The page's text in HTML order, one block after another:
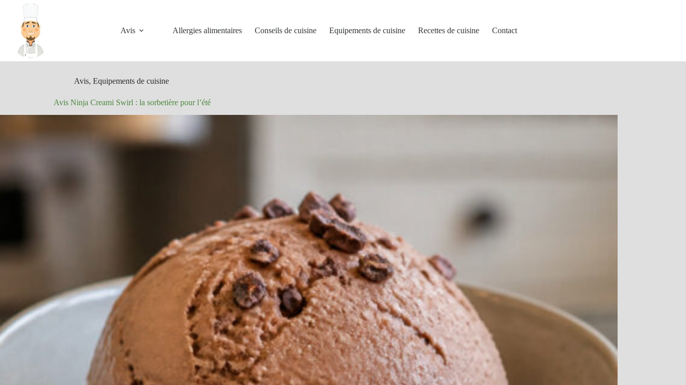
contenu
Avis
Allergies alimentaires Conseils de cuisine Equipements de cuisine Recettes de cuisine Contact
Avis, Equipements de cuisine
Avis Ninja Creami Swirl : la sorbetière pour l’été